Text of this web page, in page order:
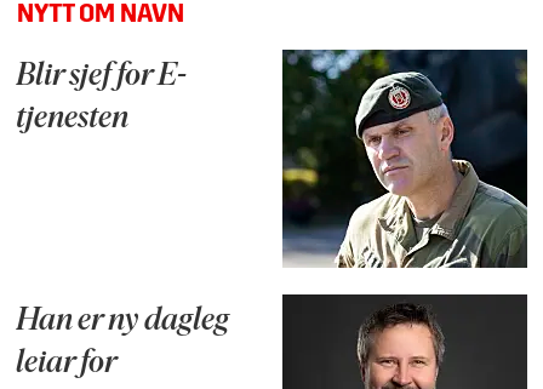
NYTT OM NAVN
Blir sjef for E-
tjenesten
Han er ny dagleg
leiar for